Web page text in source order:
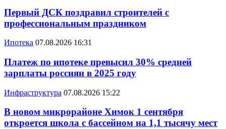
Первый ДСК поздравил строителей с
профессиональным праздником
Ипотека 07.08.2026 16:31
Платеж по ипотеке превысил 30% средней
зарплаты россиян в 2025 году
Инфраструктура 07.08.2026 15:22
В новом микрорайоне Химок 1 сентября
откроется школа с бассейном на 1,1 тысячу мест